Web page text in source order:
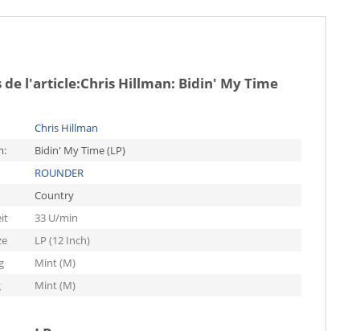
de l'article:Chris Hillman: Bidin' My Time
Chris Hillman
Bidin' My Time (LP)
ROUNDER
Country
33 U/min
LP (12 Inch)
Mint (M)
Mint (M)